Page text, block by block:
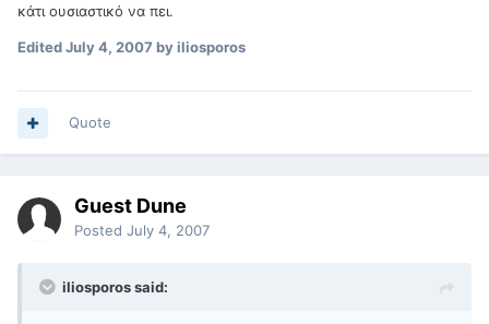
κάτι ουσιαστικό να πει.
EditedJuly 4, 2007 by iliosporos
Quote
Guest Dune
Posted July 4, 2007
iliosporos said: